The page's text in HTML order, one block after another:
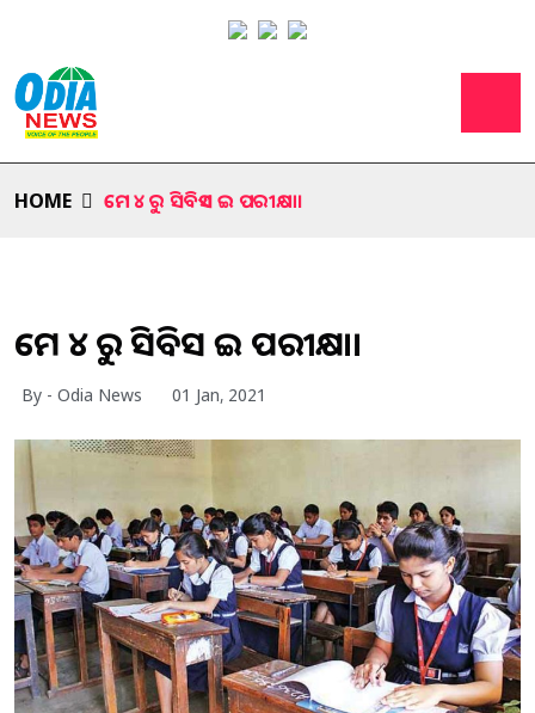
HOME ମେ ୪ ରୁ ସିବିଏସ ଇ ପରୀକ୍ଷା।
ମେ ୪ ରୁ ସିବିଏସ ଇ ପରୀକ୍ଷା।
By - Odia News 01 Jan, 2021